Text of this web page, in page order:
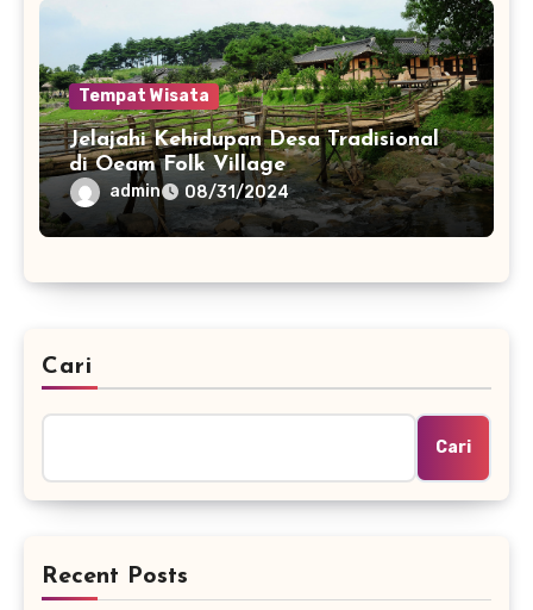
Tempat Wisata
Jelajahi Kehidupan Desa Tradisional
di Oeam Folk Village
admin 08/31/2024
Cari
Cari
Recent Posts